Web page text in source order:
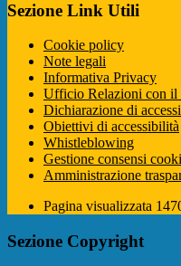
Sezione Link Utili
Cookie policy
Note legali
Informativa Privacy
Ufficio Relazioni con il
Dichiarazione di
Obiettivi di accessibilità
Whistleblowing
Gestione consensi
Amministrazione
Pagina visualizzata
Sezione Copyright